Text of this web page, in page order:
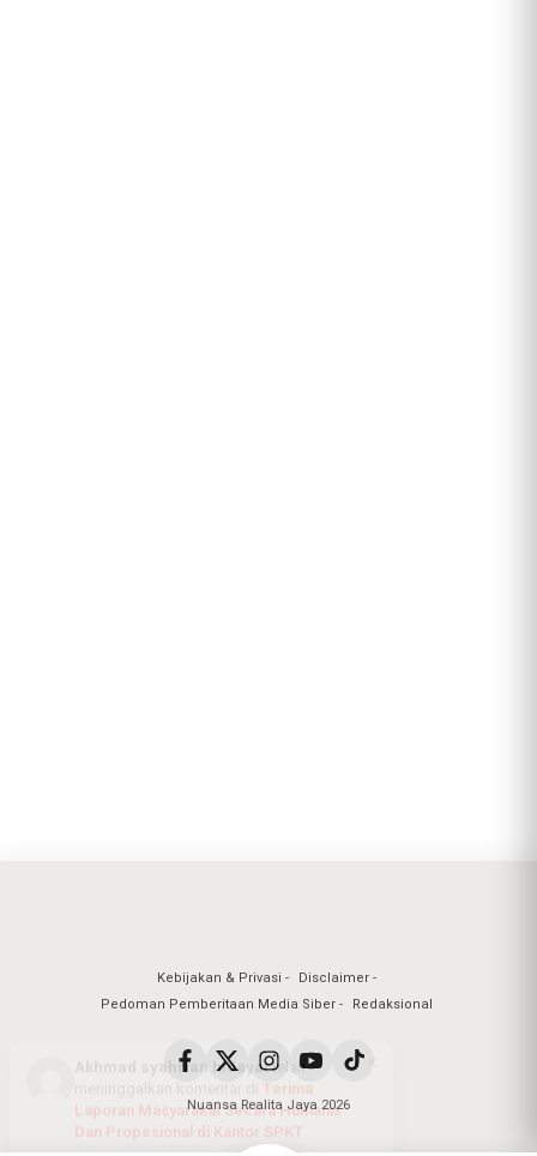
Kebijakan & Privasi
Disclaimer
Pedoman Pemberitaan Media Siber
Redaksional
Nuansa Realita Jaya 2026